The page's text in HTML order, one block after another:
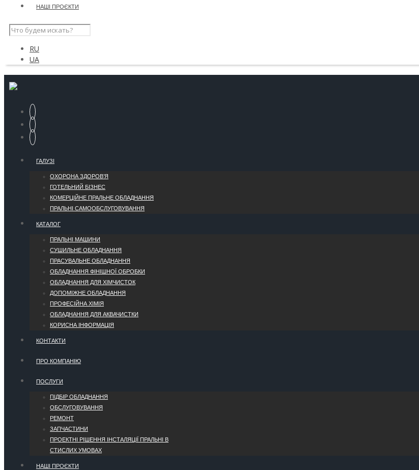
НАШІ ПРОЄКТИ
RU
UA
ГАЛУЗІ
ОХОРОНА ЗДОРОВ’Я
ГОТЕЛЬНИЙ БІЗНЕС
КОМЕРЦІЙНЕ ПРАЛЬНЕ ОБЛАДНАННЯ
ПРАЛЬНІ САМООБСЛУГОВУВАННЯ
КАТАЛОГ
ПРАЛЬНІ МАШИНИ
СУШИЛЬНЕ ОБЛАДНАННЯ
ПРАСУВАЛЬНЕ ОБЛАДНАННЯ
ОБЛАДНАННЯ ФІНІШНОЇ ОБРОБКИ
ОБЛАДНАННЯ ДЛЯ ХІМЧИСТОК
ДОПОМІЖНЕ ОБЛАДНАННЯ
ПРОФЕСІЙНА ХІМІЯ
ОБЛАДНАННЯ ДЛЯ АКВАЧИСТКИ
КОРИСНА ІНФОРМАЦІЯ
КОНТАКТИ
ПРО КОМПАНІЮ
ПОСЛУГИ
ПІДБІР ОБЛАДНАННЯ
ОБСЛУГОВУВАННЯ
РЕМОНТ
ЗАПЧАСТИНИ
ПРОЕКТНІ РІШЕННЯ ІНСТАЛЯЦІЇ ПРАЛЬНІ В
СТИСЛИХ УМОВАХ
НАШІ ПРОЄКТИ